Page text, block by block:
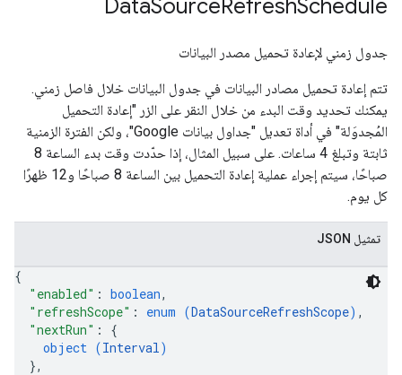
DataSourceRefreshSchedule
جدول زمني لإعادة تحميل مصدر البيانات
تتم إعادة تحميل مصادر البيانات في جدول البيانات خلال فاصل زمني.
يمكنك تحديد وقت البدء من خلال النقر على الزر "إعادة التحميل
المُجدوَلة" في أداة تعديل "جداول بيانات Google"، ولكن الفترة الزمنية
ثابتة وتبلغ 4 ساعات. على سبيل المثال، إذا حدّدت وقت بدء الساعة 8
صباحًا، سيتم إجراء عملية إعادة التحميل بين الساعة 8 صباحًا و12 ظهرًا
كل يوم.
تمثيل JSON
{
"enabled" : boolean,
"refreshScope" : enum (DataSourceRefreshScope) ,
"nextRun" : {
object (Interval)
},